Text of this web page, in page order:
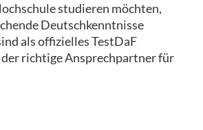
studieren möchten,
Deutschkenntnisse
als offizielles TestDaF
richtige Ansprechpartner für